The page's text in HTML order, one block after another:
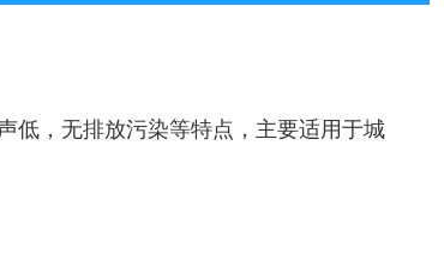
低，无排放污染等特点，主要适用于城